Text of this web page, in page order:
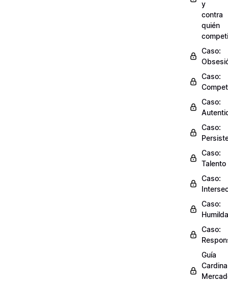
y
contra
quién
Caso:
Caso:
Caso:
Caso:
Caso:
Talento
Caso:
Caso:
Caso:
Guía